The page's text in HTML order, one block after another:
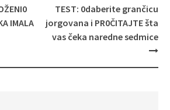
IMALA
TEST: 0daberite grančicu
jorgovana i PR0ČITAJTE šta
vas čeka naredne sedmice